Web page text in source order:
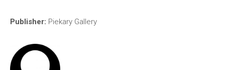
Publisher: Piekary Gallery